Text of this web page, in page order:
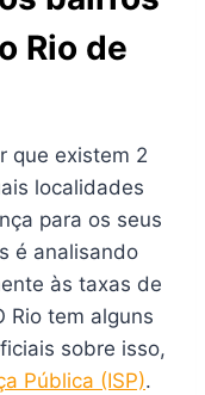
Rio de
que existem 2
localidades
para os seus
é analisando
às taxas de
Rio tem alguns
sobre isso,
Pública (ISP).